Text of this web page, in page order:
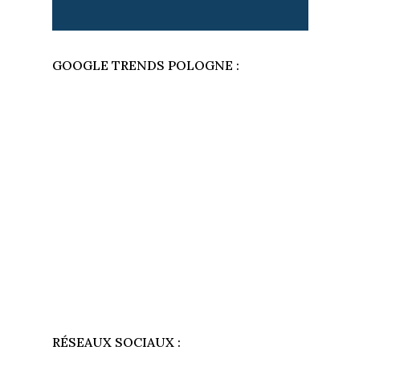
GOOGLE TRENDS POLOGNE :
RÉSEAUX SOCIAUX :